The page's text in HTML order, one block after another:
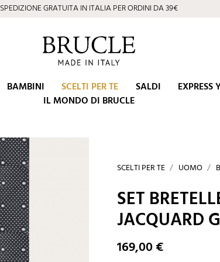
SPEDIZIONE GRATUITA IN ITALIA PER ORDINI DA 39€
BAMBINI SCELTI PER TE SALDI
EXPRESS
IL MONDO DI BRUCLE
SCELTI PER TE UOMO
SET
JACQUARD
169,00 €